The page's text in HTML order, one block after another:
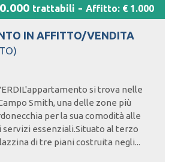
trattabili - Affitto: € 1.000
IN AFFITTO/VENDITA
si trova nelle
Smith, una delle zone più
per la sua comodità alle
servizi essenziali.Situato al terzo
di tre piani costruita negli...